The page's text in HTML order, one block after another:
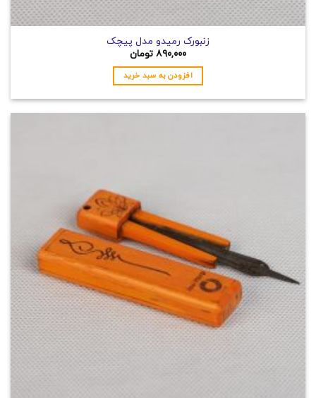
زنبورک رمیدو مدل پیچک
۸۹۰,۰۰۰ تومان
افزودن به سبد خرید